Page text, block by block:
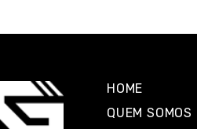
HOME
QUEM SOMOS